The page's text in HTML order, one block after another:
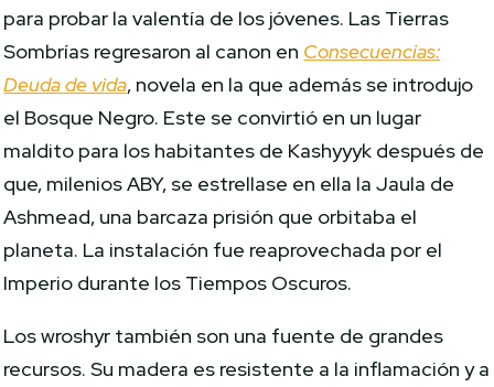
para probar la valentía de los jóvenes. Las Tierras
Sombrías regresaron al canon en Consecuencias:
Deuda de vida, novela en la que además se introdujo
el Bosque Negro. Este se convirtió en un lugar
maldito para los habitantes de Kashyyyk después de
que, milenios ABY, se estrellase en ella la Jaula de
Ashmead, una barcaza prisión que orbitaba el
planeta. La instalación fue reaprovechada por el
Imperio durante los Tiempos Oscuros.
Los wroshyr también son una fuente de grandes
recursos. Su madera es resistente a la inflamación y a